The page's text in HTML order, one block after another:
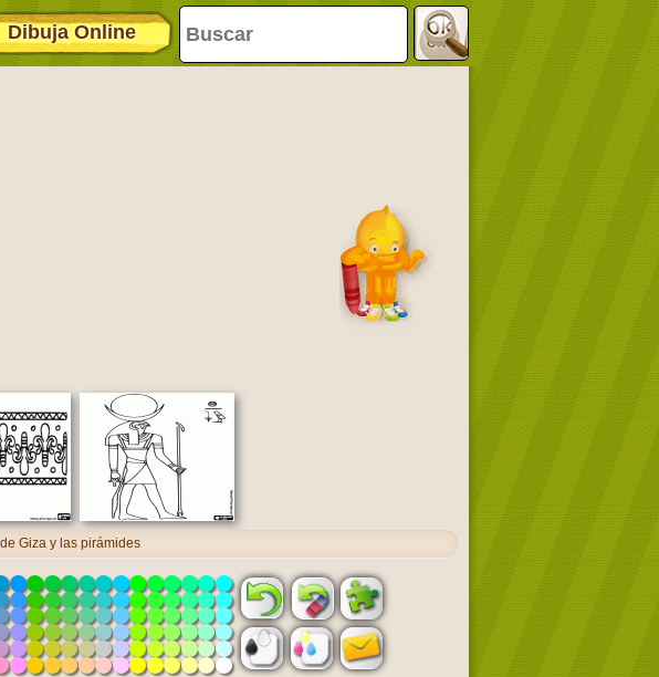
Dibuja Online
Giza y las pirámides